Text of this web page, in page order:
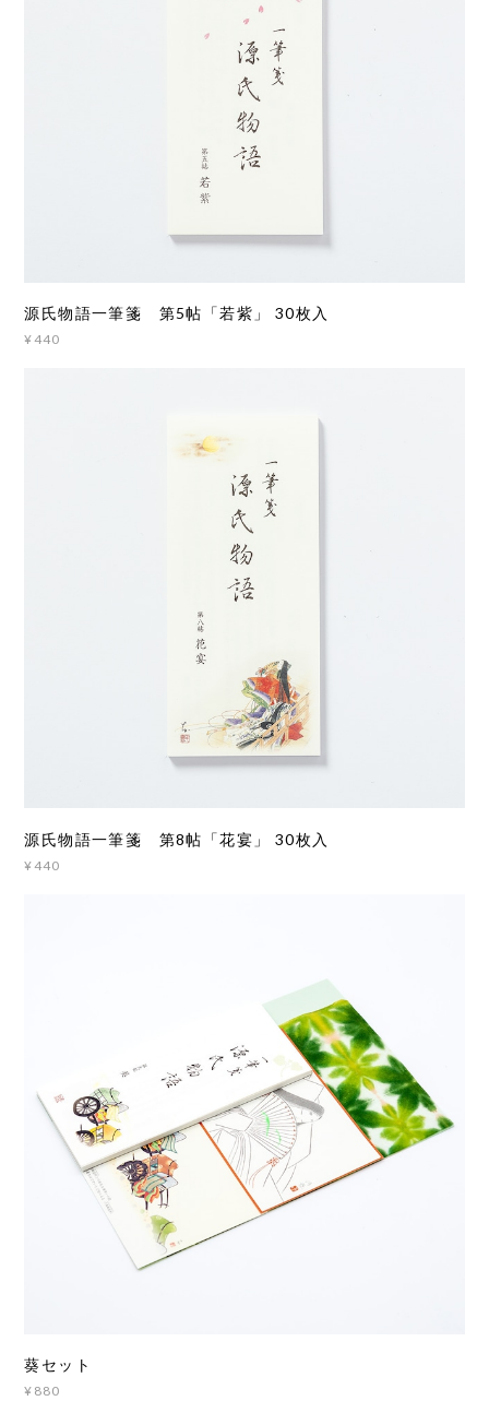
源氏物語一筆箋 第5帖「若紫」 30枚入
¥440
源氏物語一筆箋 第8帖「花宴」 30枚入
¥440
葵セット
¥880